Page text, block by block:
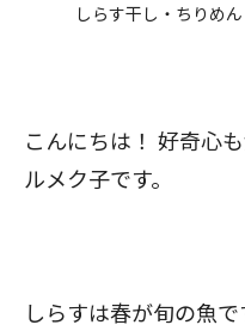
しらす干し・ちりめ
こんにちは！ 好奇心
ルメク子です。
しらすは春が旬の魚